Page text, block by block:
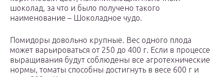
шоколад, за что и было получено такого
наименование – Шоколадное чудо.
Помидоры довольно крупные. Вес одного плода
может варьироваться от 250 до 400 г. Если в процессе
выращивания будут соблюдены все агротехнические
нормы, томаты способны достигнуть в весе 600 г и